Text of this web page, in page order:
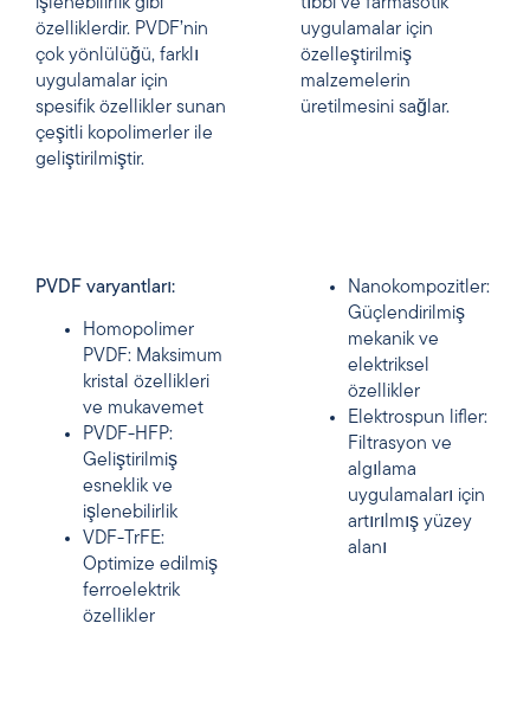
özelliklerdir. PVDF’nin
çok yönlülüğü, farklı
uygulamalar için
spesifik özellikler sunan
çeşitli kopolimerler ile
geliştirilmiştir.
uygulamalar için
özelleştirilmiş
malzemelerin
üretilmesini sağlar.
PVDF varyantları:
Homopolimer
PVDF: Maksimum
kristal özellikleri
ve mukavemet
PVDF-HFP:
Geliştirilmiş
esneklik ve
işlenebilirlik
VDF-TrFE:
Optimize edilmiş
ferroelektrik
özellikler
Nanokompozitler:
Güçlendirilmiş
mekanik ve
elektriksel
özellikler
Elektrospun lifler:
Filtrasyon ve
algılama
uygulamaları için
artırılmış yüzey
alanı